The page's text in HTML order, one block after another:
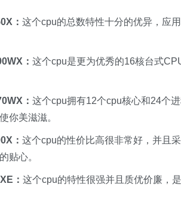
： 这个cpu的总数特性十分的优异，应
： 这个cpu是更为优秀的16核台式
： 这个cpu拥有12个cpu核心和24个
你美滋滋。
： 这个cpu的性价比高很非常好，并且
贴心。
： 这个cpu的特性很强并且质优价廉，